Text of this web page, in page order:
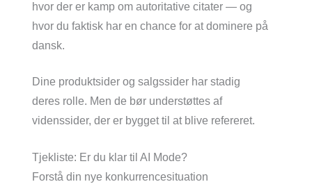
hvor der er kamp om autoritative citater — og
hvor du faktisk har en chance for at dominere på
dansk.
Dine produktsider og salgssider har stadig
deres rolle. Men de bør understøttes af
videnssider, der er bygget til at blive refereret.
Tjekliste: Er du klar til AI Mode?
Forstå din nye konkurrencesituation